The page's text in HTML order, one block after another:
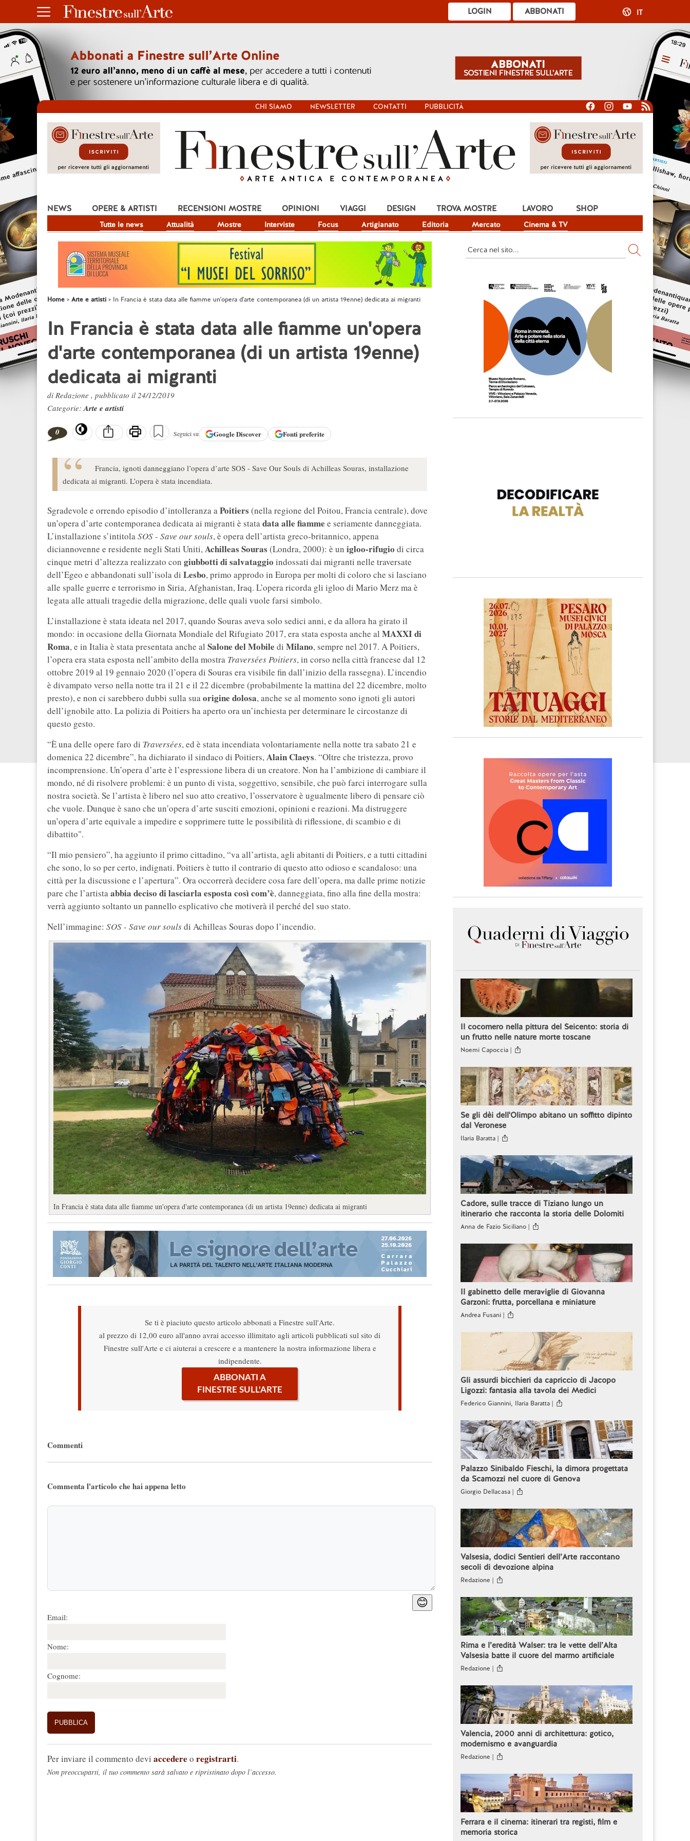
ABBONATI
LOGIN IT
CHI SIAMO NEWSLETTER CONTATTI PUBBLICITÀ
NEWS
Tutte le news Attualità Mostre Interviste Focus Artigianato Editoria Mercato Cinema & TV
OPERE & ARTISTI RECENSIONI MOSTRE OPINIONI VIAGGI DESIGN TROVA MOSTRE LAVORO SHOP
Home Arte e artisti In Francia è stata data alle fiamme un'opera d'arte contemporanea (di un artista 19enne) dedicata ai migranti
In Francia è stata data alle fiamme un'opera
d'arte contemporanea (di un artista 19enne)
dedicata ai migranti
di Redazione , pubblicato il 24/12/2019
Categorie:Arte e artisti
0 Seguici su GoogleDiscover Fonti preferite
Francia, ignoti danneggiano l’opera d’arte SOS - Save Our Souls di Achilleas Souras, installazione
dedicata ai migranti. L’opera è stata incendiata.
Sgradevole e orrendo episodio d’intolleranza aPoitiers (nella regione del Poitou, Francia centrale), dove
un’opera d’arte contemporanea dedicata ai migranti è statadata alle fiamme e seriamente danneggiata.
L’installazione s’intitolaSOS - Save our souls, è opera dell’artista greco-britannico, appena
diciannovenne e residente negli Stati Uniti,Achilleas Souras (Londra, 2000): è un igloo-rifugio di circa
cinque metri d’altezza realizzato con giubbotti di salvataggio indossati dai migranti nelle traversate
dell’Egeo e abbandonati sull’isola di Lesbo, primo approdo in Europa per molti di coloro che si lasciano
alle spalle guerre e terrorismo in Siria, Afghanistan, Iraq. L’opera ricorda gli igloo di Mario Merz ma è
legata alle attuali tragedie della migrazione, delle quali vuole farsi simbolo.
L’installazione è stata ideata nel 2017, quando Souras aveva solo sedici anni, e da allora ha girato il
mondo: in occasione della Giornata Mondiale del Rifugiato 2017, era stata esposta anche al MAXXI di
Roma, e in Italia è stata presentata anche al Salone del Mobile di Milano, sempre nel 2017. A Poitiers,
l’opera era stata esposta nell’ambito della mostra Traversées Poitiers, in corso nella città francese dal 12
ottobre 2019 al 19 gennaio 2020 (l’opera di Souras era visibile fin dall’inizio della rassegna). L’incendio
è divampato verso nella notte tra il 21 e il 22 dicembre (probabilmente la mattina del 22 dicembre, molto
presto), e non ci sarebbero dubbi sulla suaorigine dolosa, anche se al momento sono ignoti gli autori
dell’ignobile atto. La polizia di Poitiers ha aperto ora un’inchiesta per determinare le circostanze di
questo gesto.
“È una delle opere faro di Traversées, ed è stata incendiata volontariamente nella notte tra sabato 21 e
domenica 22 dicembre”, ha dichiarato il sindaco di Poitiers,Alain Claeys. “Oltre che tristezza, provo
incomprensione. Un’opera d’arte è l’espressione libera di un creatore. Non ha l’ambizione di cambiare il
mondo, né di risolvere problemi: è un punto di vista, soggettivo, sensibile, che può farci interrogare sulla
nostra società. Se l’artista è libero nel suo atto creativo, l’osservatore è ugualmente libero di pensare ciò
che vuole. Dunque è sano che un’opera d’arte susciti emozioni, opinioni e reazioni. Ma distruggere
un’opera d’arte equivale a impedire e sopprimere tutte le possibilità di riflessione, di scambio e di
dibattito".
“Il mio pensiero”, ha aggiunto il primo cittadino, “va all’artista, agli abitanti di Poitiers, e a tutti cittadini
che sono, lo so per certo, indignati. Poitiers è tutto il contrario di questo atto odioso e scandaloso: una
città per la discussione e l’apertura”. Ora occorrerà decidere cosa fare dell’opera, ma dalle prime notizie
pare che l’artistaabbia deciso di lasciarla esposta così com’è, danneggiata, fino alla fine della mostra:
verrà aggiunto soltanto un pannello esplicativo che motiverà il perché del suo stato.
Nell’immagine: SOS - Save our soulsdi Achilleas Souras dopo l’incendio.
In Francia è stata data alle fiamme un'opera d'arte contemporanea (di un artista 19enne) dedicata ai migranti
Se ti è piaciuto questo articolo abbonati a Finestre sull'Arte.
al prezzo di 12,00 euro all'anno avrai accesso illimitato agli articoli pubblicati sul sito di
Finestre sull'Arte e ci aiuterai a crescere e a mantenere la nostra informazione libera e
indipendente.
ABBONATI A
FINESTRE SULL'ARTE
Commenti
Commenta l'articolo che hai appena letto
😊
Email:
Nome:
Cognome:
Per inviare il commento devi accedere o registrarti.
Non preoccuparti, il tuo commento sarà salvato e ripristinato dopo l’accesso.
Il cocomero nella pittura del Seicento: storia di
un frutto nelle nature morte toscane
Noemi Capoccia |
Se gli dèi dell'Olimpo abitano un soffitto dipinto
dal Veronese
Ilaria Baratta |
Cadore, sulle tracce di Tiziano lungo un
itinerario che racconta la storia delle Dolomiti
Anna de Fazio Siciliano |
Il gabinetto delle meraviglie di Giovanna
Garzoni: frutta, porcellana e miniature
Andrea Fusani |
Gli assurdi bicchieri da capriccio di Jacopo
Ligozzi: fantasia alla tavola dei Medici
Federico Giannini, Ilaria Baratta |
Palazzo Sinibaldo Fieschi, la dimora progettata
da Scamozzi nel cuore di Genova
Giorgio Dellacasa |
Valsesia, dodici Sentieri dell’Arte raccontano
secoli di devozione alpina
Redazione |
Rima e l’eredità Walser: tra le vette dell’Alta
Valsesia batte il cuore del marmo artificiale
Redazione |
Valencia, 2000 anni di architettura: gotico,
modernismo e avanguardia
Redazione |
Ferrara e il cinema: itinerari tra registi, film e
memoria storica